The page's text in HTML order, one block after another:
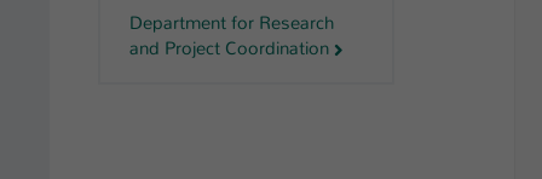
Department for Research
and Project Coordination